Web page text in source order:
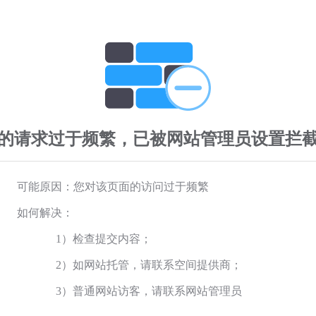
请求过于频繁，已被网站管理员设置拦
可能原因：您对该页面的访问过于频繁
如何解决：
1）检查提交内容；
2）如网站托管，请联系空间提供商；
3）普通网站访客，请联系网站管理员